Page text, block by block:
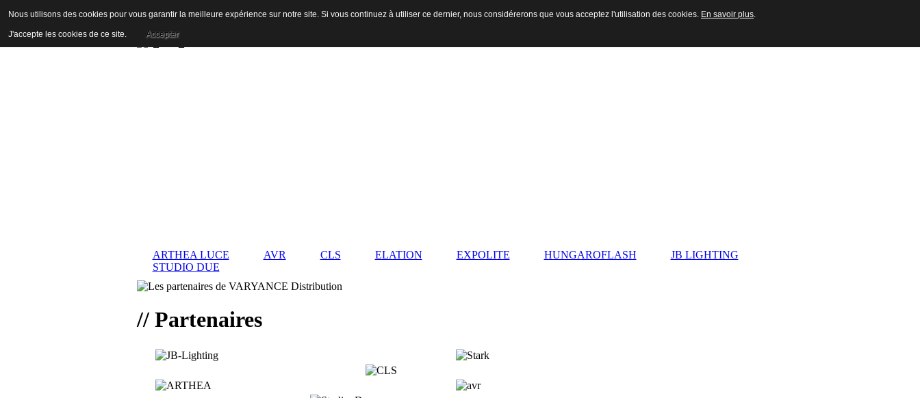
ARTHEA LUCE AVR CLS ELATION EXPOLITE HUNGAROFLASH
JB LIGHTING
STUDIO DUE
// Partenaires
Nous utilisons des cookies pour vous garantir la meilleure expérience sur notre site. Si vous continuez à utiliser ce dernier, nous considérerons que vous acceptez l'utilisation des cookies. En savoir plus.
J'accepte les cookies de ce site. Accepter